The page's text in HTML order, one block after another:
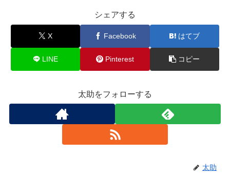
シェアする
X Facebook はてブ
LINE Pinterest コピー
太助をフォローする
太助